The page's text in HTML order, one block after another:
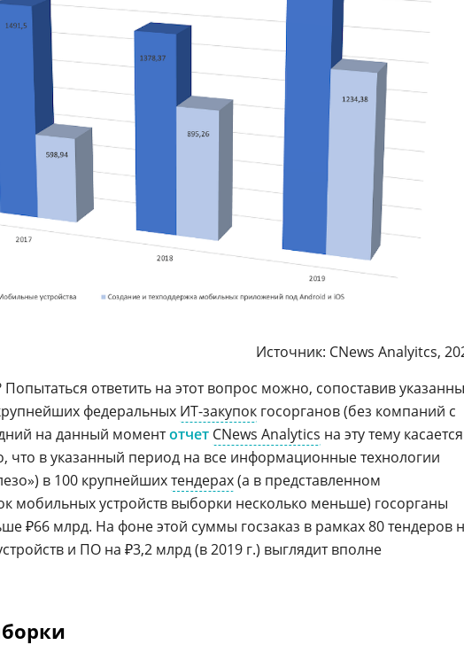
Источник: CNews Analyitcs,
ответить на этот вопрос можно, сопоставив
федеральных ИТ-закупок госорганов (без компаний с
на данный моментотчет CNews Analytics на эту тему касается
что в указанный период на все информационные технологии
в 100 крупнейшихтендерах(а в представленном
мобильных устройств выборки несколько меньше) госорганы
₽66 млрд. На фоне этой суммы госзаказ в рамках 80 тендеров
и ПО на ₽3,2 млрд (в 2019 г.) выглядит вполне